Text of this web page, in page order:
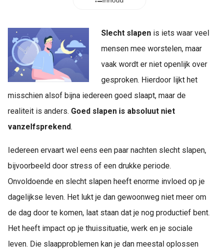
Slecht slapen is iets waar veel
mensen mee worstelen, maar
vaak wordt er niet openlijk over
gesproken. Hierdoor lijkt het
misschien alsof bijna iedereen goed slaapt, maar de
realiteit is anders. Goed slapen is absoluut niet
vanzelfsprekend.
Iedereen ervaart wel eens een paar nachten slecht slapen,
bijvoorbeeld door stress of een drukke periode.
Onvoldoende en slecht slapen heeft enorme invloed op je
dagelijkse leven. Het lukt je dan gewoonweg niet meer om
de dag door te komen, laat staan dat je nog productief bent.
Het heeft impact op je thuissituatie, werk en je sociale
leven. Die slaapproblemen kan je dan meestal oplossen